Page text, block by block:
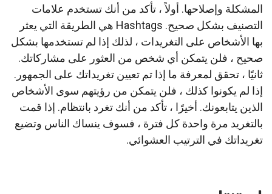
المشكلة وإصلاحها. أولاً ، تأكد من أنك تستخدم علامات
التصنيف بشكل صحيح. Hashtags هي الطريقة التي يعثر
بها الأشخاص على التغريدات ، لذلك إذا لم تستخدمها بشكل
صحيح ، فلن يتمكن أي شخص من العثور على مشاركاتك.
ثانيًا ، تحقق لمعرفة ما إذا تم تعيين تغريداتك على الجمهور.
إذا لم يكونوا كذلك ، فلن يتمكن من رؤيتهم سوى الأشخاص
الذين يتابعونك. أخيرًا ، تأكد من أنك تغرد بانتظام. إذا قمت
بالتغريد مرة واحدة كل فترة ، فسوف ينساك الناس وتضيع
تغريداتك في الترتيب العشوائي.